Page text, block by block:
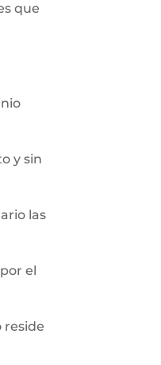
que
y sin
las
el
reside